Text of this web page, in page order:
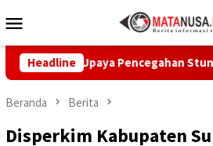
ke
Mobile
Headline
Upaya Pencegahan Stunting
Beranda Berita
Disperkim Kabupaten